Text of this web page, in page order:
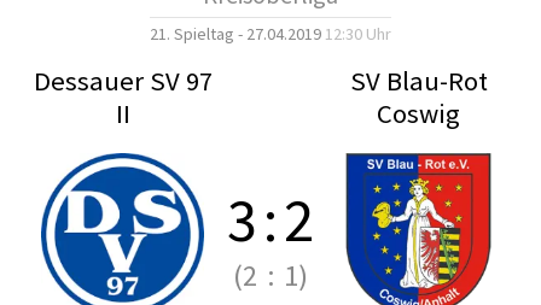
21. Spieltag - 27.04.2019 12:30 Uhr
Dessauer SV 97
II
SV Blau-Rot
Coswig
3:2
(2 : 1)